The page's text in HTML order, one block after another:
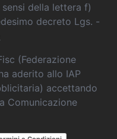
sensi della lettera f)
decreto Lgs. -
(Federazione
aderito allo IAP
accettando
Comunicazione